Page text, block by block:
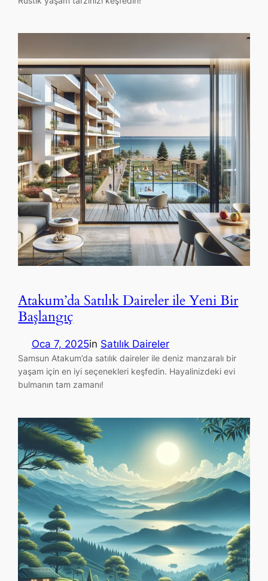
Atakum’da Satılık Daireler ile Yeni Bir
Başlangıç
Oca 7, 2025in Satılık Daireler
Samsun Atakum’da satılık daireler ile deniz manzaralı bir
yaşam için en iyi seçenekleri keşfedin. Hayalinizdeki evi
bulmanın tam zamanı!